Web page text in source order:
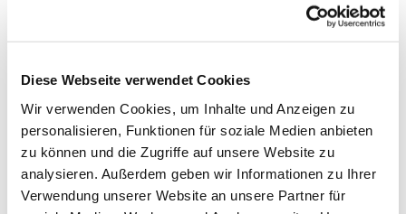
Diese Webseite verwendet Cookies
Wir verwenden Cookies, um Inhalte und Anzeigen zu
personalisieren, Funktionen für soziale Medien anbieten
zu können und die Zugriffe auf unsere Website zu
analysieren. Außerdem geben wir Informationen zu Ihrer
Verwendung unserer Website an unsere Partner für
Dies könnte Sie auch
interessieren